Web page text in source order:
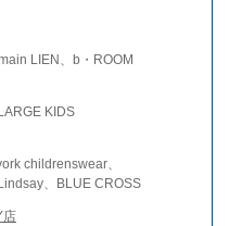
LIEN、b・ROOM
KIDS
childrenswear、
、BLUE CROSS
店